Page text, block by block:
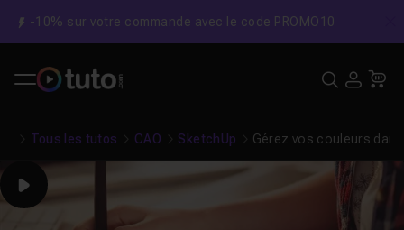
-10% sur votre commande avec le code PROMO10
Tous les tutos CAO SketchUp Gérez vos couleurs
Play